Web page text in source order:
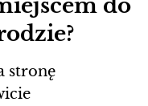
do
stronę